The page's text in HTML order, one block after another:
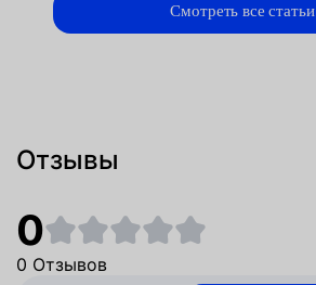
Смотреть все статьи
Отзывы
0
0 Отзывов